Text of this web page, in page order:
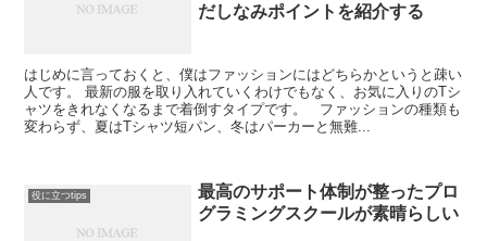
だしなみポイントを紹介する
はじめに言っておくと、僕はファッションにはどちらかというと疎い
人です。 最新の服を取り入れていくわけでもなく、お気に入りのTシ
ャツをきれなくなるまで着倒すタイプです。 ファッションの種類も
変わらず、夏はTシャツ短パン、冬はパーカーと無難...
役に立つtips
最高のサポート体制が整ったプロ
グラミングスクールが素晴らしい